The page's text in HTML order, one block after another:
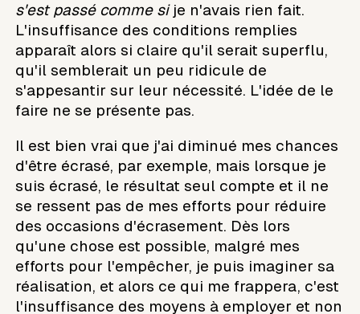
s'est passé comme sije n'avais rien fait.
L'insuffisance des conditions remplies
apparaît alors si claire qu'il serait superflu,
qu'il semblerait un peu ridicule de
s'appesantir sur leur nécessité. L'idée de le
faire ne se présente pas.
Il est bien vrai que j'ai diminué mes chances
d'être écrasé, par exemple, mais lorsque je
suis écrasé, le résultat seul compte et il ne
se ressent pas de mes efforts pour réduire
des occasions d'écrasement. Dès lors
qu'une chose est possible, malgré mes
efforts pour l'empêcher, je puis imaginer sa
réalisation, et alors ce qui me frappera, c'est
l'insuffisance des moyens à employer et non